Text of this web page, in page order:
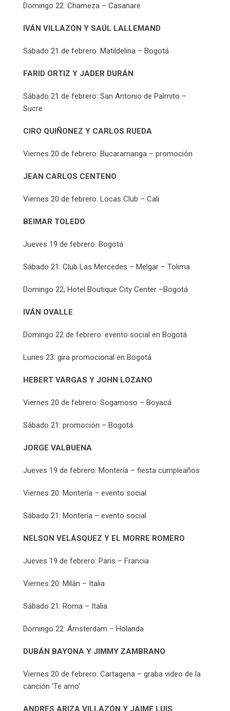
Domingo 22: Chameza – Casanare
IVÁN VILLAZÓN Y SAÚL LALLEMAND
Sábado 21 de febrero: Matildelina – Bogotá
FARID ORTIZ Y JADER DURÁN
Sábado 21 de febrero: San Antonio de Palmito –
Sucre
CIRO QUIÑONEZ Y CARLOS RUEDA
Viernes 20 de febrero: Bucaramanga – promoción
JEAN CARLOS CENTENO
Viernes 20 de febrero: Locas Club – Cali
BEIMAR TOLEDO
Jueves 19 de febrero: Bogotá
Sábado 21: Club Las Mercedes – Melgar – Tolima
Domingo 22; Hotel Boutique City Center –Bogotá
IVÁN OVALLE
Domingo 22 de febrero: evento social en Bogotá
Lunes 23: gira promocional en Bogotá
HEBERT VARGAS Y JOHN LOZANO
Viernes 20 de febrero: Sogamoso – Boyacá
Sábado 21: promoción – Bogotá
JORGE VALBUENA
Jueves 19 de febrero: Montería – fiesta cumpleaños
Viernes 20: Montería – evento social
Sábado 21: Montería – evento social
NELSON VELÁSQUEZ Y EL MORRE ROMERO
Jueves 19 de febrero: Paris – Francia
Viernes 20: Milán – Italia
Sábado 21: Roma – Italia
Domingo 22: Ámsterdam – Holanda
DUBÁN BAYONA Y JIMMY ZAMBRANO
Viernes 20 de febrero: Cartagena – graba video de la
canción ‘Te amo’